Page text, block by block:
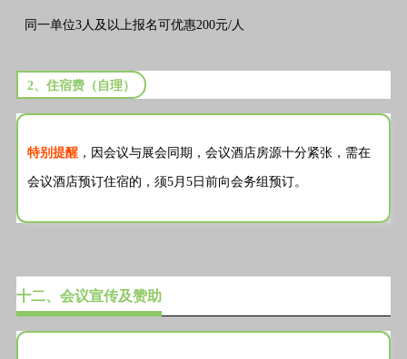
同一单位3人及以上报名可优惠200元/人
2、住宿费（自理）
特别提醒 ，因会议与展会同期，会议酒店房源十分紧张，需在
会议酒店预订住宿的，须5月5日前向会务组预订。
十二、会议宣传及赞助